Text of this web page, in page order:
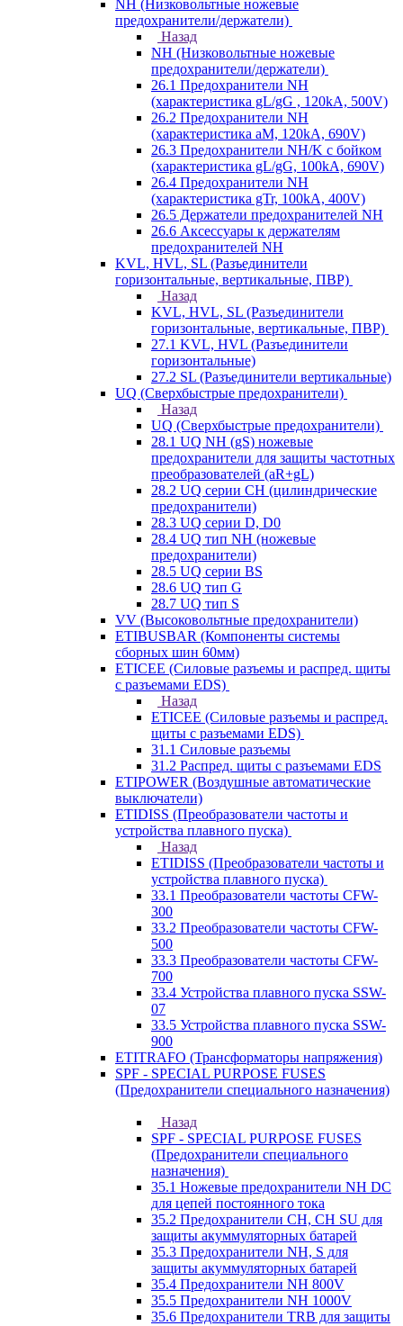
NH (Низковольтные ножевые
предохранители/держатели)
Назад
NH (Низковольтные ножевые
предохранители/держатели)
26.1 Предохранители NH
(характеристика gL/gG , 120kA, 500V)
26.2 Предохранители NH
(характеристика aM, 120kA, 690V)
26.3 Предохранители NH/K с бойком
(характеристика gL/gG, 100kA, 690V)
26.4 Предохранители NH
(характеристика gTr, 100kA, 400V)
26.5 Держатели предохранителей NH
26.6 Аксессуары к держателям
предохранителей NH
KVL, HVL, SL (Разъединители
горизонтальные, вертикальные, ПВР)
Назад
KVL, HVL, SL (Разъединители
горизонтальные, вертикальные, ПВР)
27.1 KVL, HVL (Разъединители
горизонтальные)
27.2 SL (Разъединители вертикальные)
UQ (Сверхбыстрые предохранители)
Назад
UQ (Сверхбыстрые предохранители)
28.1 UQ NH (gS) ножевые
предохранители для защиты частотных
преобразователей (aR+gL)
28.2 UQ серии CH (цилиндрические
предохранители)
28.3 UQ серии D, D0
28.4 UQ тип NH (ножевые
предохранители)
28.5 UQ серии BS
28.6 UQ тип G
28.7 UQ тип S
VV (Высоковольтные предохранители)
ETIBUSBAR (Компоненты системы
сборных шин 60мм)
ETICEE (Силовые разъемы и распред. щиты
с разъемами EDS)
Назад
ETICEE (Силовые разъемы и распред.
щиты с разъемами EDS)
31.1 Силовые разъемы
31.2 Распред. щиты с разъемами EDS
ETIPOWER (Воздушные автоматические
выключатели)
ETIDISS (Преобразователи частоты и
устройства плавного пуска)
Назад
ETIDISS (Преобразователи частоты и
устройства плавного пуска)
33.1 Преобразователи частоты CFW-
300
33.2 Преобразователи частоты CFW-
500
33.3 Преобразователи частоты CFW-
700
33.4 Устройства плавного пуска SSW-
07
33.5 Устройства плавного пуска SSW-
900
ETITRAFO (Трансформаторы напряжения)
SPF - SPECIAL PURPOSE FUSES
(Предохранители специального назначения)
Назад
SPF - SPECIAL PURPOSE FUSES
(Предохранители специального
назначения)
35.1 Ножевые предохранители NH DC
для цепей постоянного тока
35.2 Предохранители CH, CH SU для
защиты акуммуляторных батарей
35.3 Предохранители NH, S для
защиты акуммуляторных батарей
35.4 Предохранители NH 800V
35.5 Предохранители NH 1000V
35.6 Предохранители TRB для защиты